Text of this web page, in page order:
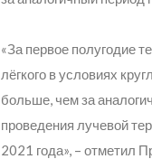
«За первое полугодие
лёгкого в условиях
больше, чем за
проведения лучевой
2021 года», – отметил